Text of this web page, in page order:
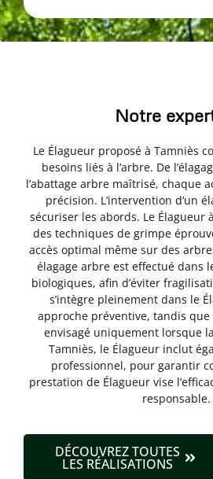
Notre
Le Élagueur proposé à Tamniès
besoins liés à l’arbre. De
l’abattage arbre maîtrisé, chaque
précision. L’intervention d’un
sécuriser les abords. Le Élagueur
des techniques de grimpe
accès optimal même sur des
élagage arbre est effectué dans
biologiques, afin d’éviter
s’intègre pleinement dans le
approche préventive, tandis que
envisagé uniquement lorsque
Tamniès, le Élagueur inclut
professionnel, pour garantir
prestation de Élagueur vise
responsable.
DÉCOUVREZ TOUTES
LES RÉALISATIONS